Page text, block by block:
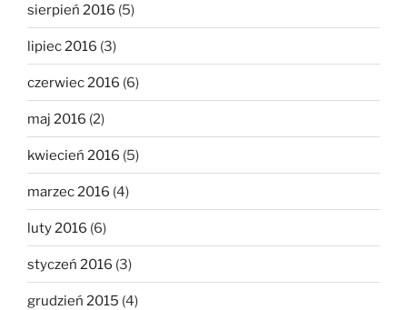
sierpień 2016 (5)
lipiec 2016 (3)
czerwiec 2016 (6)
maj 2016 (2)
kwiecień 2016 (5)
marzec 2016 (4)
luty 2016 (6)
styczeń 2016 (3)
grudzień 2015 (4)